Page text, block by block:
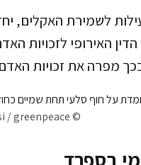
לשמירת האקלים,
מפרה את זכויות
© shervine nafissi / greenpeace
בספרד